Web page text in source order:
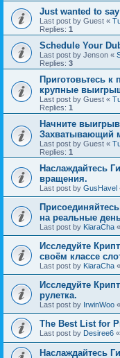
Just wanted to
Last post by Guest «
Replies: 1
Schedule Your
Last post by Jenson «
Replies: 3
Приготовьтесь
крупные
Last post by Guest «
Replies: 1
Начните
Захватывающий
Last post by Guest «
Replies: 1
Наслаждайтесь
вращения.
Last post by GusHavel
на реальные
Last post by KiaraCha «
Исследуйте
своём классе
Last post by KiaraCha «
Исследуйте
рулетка.
Last post by IrwinWoo «
The Best List for
Last post by Desiree6 «
Наслаждайтесь